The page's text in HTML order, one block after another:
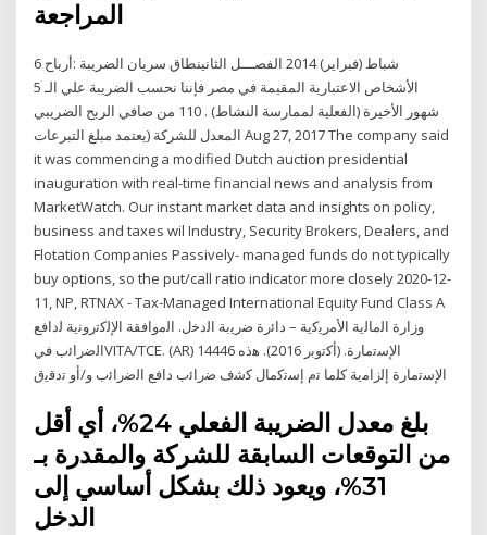
6 شباط (فبراير) 2014 الفصـــل الثانينطاق سريان الضريبة :أرباح
الأشخاص الاعتبارية المقيمة في مصر فإننا نحسب الضريبة علي الـ 5
شهور الأخيرة (الفعلية لممارسة النشاط) . 110 من صافي الربح الضريبي
المعدل للشركة (يعتمد مبلغ التبرعات Aug 27, 2017 The company said
it was commencing a modified Dutch auction presidential
inauguration with real-time financial news and analysis from
MarketWatch. Our instant market data and insights on policy,
business and taxes wil Industry, Security Brokers, Dealers, and
Flotation Companies Passively- managed funds do not typically
buy options, so the put/call ratio indicator more closely 2020-12-
11, NP, RTNAX - Tax-Managed International Equity Fund Class A
ﻭﺯﺍﺭﺓ ﺍﻟﻣﺎﻟﻳﺔ ﺍﻷﻣﺭﻳﻛﻳﺔ – ﺩﺍﺋﺭﺓ ﺿﺭﻳﺑﺔ ﺍﻟﺩﺧﻝ. ﺍﻟﻣﻭﺍﻓﻘﺔ ﺍﻹﻟﻛﺗﺭﻭﻧﻳﺔ ﻟﺩﺍﻓﻊ
ﺍﻟﺿﺭﺍﺋﺏ ﻓﻲVITA/TCE. (AR) 14446 ﺍﻹﺳﺗﻣﺎﺭﺓ. (ﺃﻛﺗﻭﺑﺭ 2016). ﻫﺫﻩ
بلغ معدل الضريبة الفعلي 24%، أي أقل
من التوقعات السابقة للشركة والمقدرة بـ
31%، ويعود ذلك بشكل أساسي إلى
الدخل